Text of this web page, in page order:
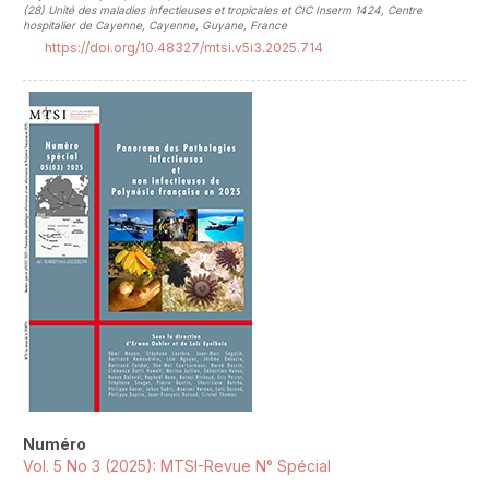
(28) Unité des maladies infectieuses et tropicales et CIC Inserm 1424, Centre
hospitalier de Cayenne, Cayenne, Guyane, France
https://doi.org/10.48327/mtsi.v5i3.2025.714
Numéro
Vol. 5 No 3 (2025): MTSI-Revue N° Spécial